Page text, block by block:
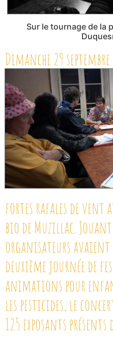
Sur le tournage de la
Dimanche 29
fortes rafales de
bio de Muzillac.
organisateurs
deuxième journée de
animations pour
les pesticides, le
125 exposants